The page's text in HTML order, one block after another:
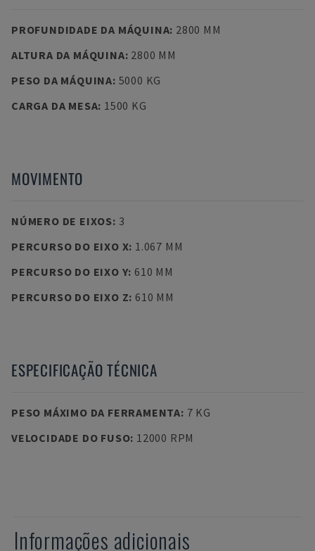
PROFUNDIDADE DA MÁQUINA: 2800 MM
ALTURA DA MÁQUINA: 2800 MM
PESO DA MÁQUINA: 5000 KG
CARGA DA MESA: 1500 KG
MOVIMENTO
NÚMERO DE EIXOS: 3
PERCURSO DO EIXO X: 1.067 MM
PERCURSO DO EIXO Y: 610 MM
PERCURSO DO EIXO Z: 610 MM
ESPECIFICAÇÃO TÉCNICA
PESO MÁXIMO DA FERRAMENTA: 7 KG
VELOCIDADE DO FUSO: 12000 RPM
Informações adicionais